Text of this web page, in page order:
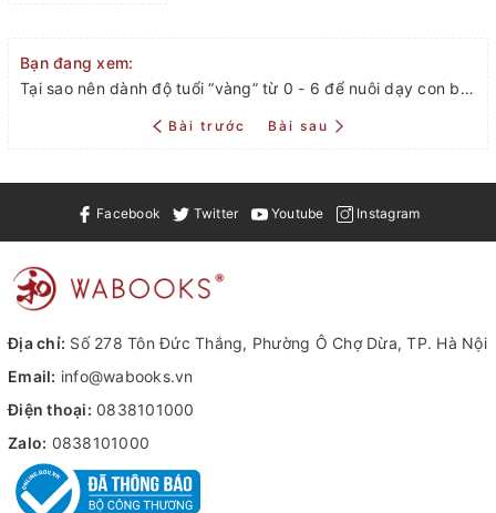
Bạn đang xem:
Tại sao nên dành độ tuổi “vàng” từ 0 - 6 để nuôi dạy con bằng sách ehon?
Bài trước Bài sau
Facebook Twitter Youtube Instagram
Địa chỉ: Số 278 Tôn Đức Thắng, Phường Ô Chợ Dừa, TP. Hà Nội
Email: info@wabooks.vn
Điện thoại: 0838101000
Zalo: 0838101000